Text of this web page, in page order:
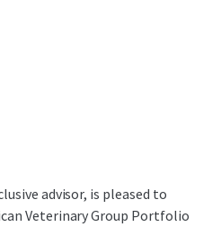
advisor, is pleased to
Veterinary Group Portfolio